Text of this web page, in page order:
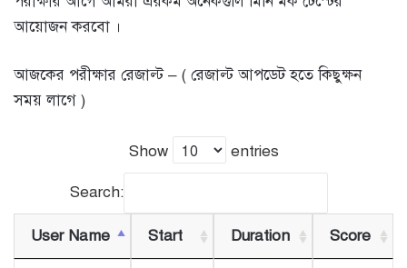
আয়োজন করবো ।
আজকের পরীক্ষার রেজাল্ট – ( রেজাল্ট আপডেট হতে কিছুক্ষন
সময় লাগে )
Show entries
Search:
User Name Start Duration Score